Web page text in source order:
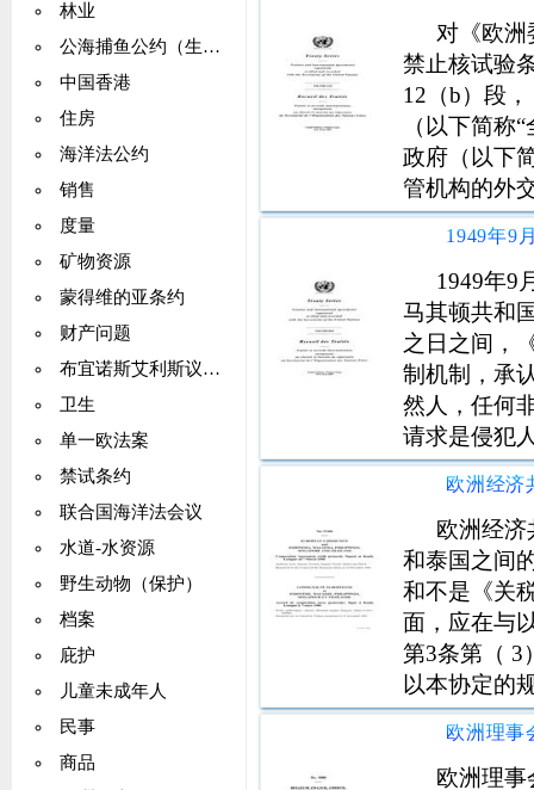
林业
公海捕鱼公约（生活资源：养护）
中国香港
住房
海洋法公约
销售
度量
矿物资源
蒙得维的亚条约
财产问题
布宜诺斯艾利斯议定书
卫生
单一欧法案
禁试条约
联合国海洋法会议
水道-水资源
野生动物（保护）
档案
庇护
儿童未成年人
民事
商品
对《欧洲
禁止核试验
12（b）段
（以下简称
政府（以下
管机构的外
秘书处的以
清点； b）
1949年9
马其顿共和
之日之间，
制机制，承
然人，任何
请求是侵犯
况下，应遵
4条和第7
效之后。
欧洲经济
和泰国之间
和不是《关
面，应在与
第3条第（ 3
以本协定的
宾，新加坡
同体及其在
域项目方面
欧洲理事